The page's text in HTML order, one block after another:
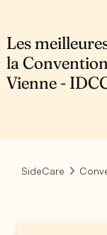
Les
la
Vienne -
SideCare